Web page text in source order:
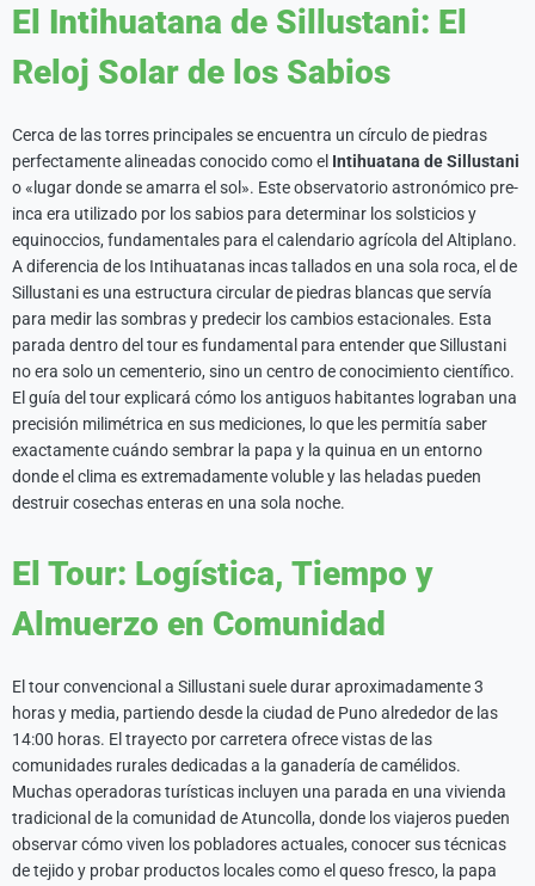
El Intihuatana de Sillustani: El
Reloj Solar de los Sabios
Cerca de las torres principales se encuentra un círculo de piedras
perfectamente alineadas conocido como el Intihuatana de Sillustani
o «lugar donde se amarra el sol». Este observatorio astronómico pre-
inca era utilizado por los sabios para determinar los solsticios y
equinoccios, fundamentales para el calendario agrícola del Altiplano.
A diferencia de los Intihuatanas incas tallados en una sola roca, el de
Sillustani es una estructura circular de piedras blancas que servía
para medir las sombras y predecir los cambios estacionales. Esta
parada dentro del tour es fundamental para entender que Sillustani
no era solo un cementerio, sino un centro de conocimiento científico.
El guía del tour explicará cómo los antiguos habitantes lograban una
precisión milimétrica en sus mediciones, lo que les permitía saber
exactamente cuándo sembrar la papa y la quinua en un entorno
donde el clima es extremadamente voluble y las heladas pueden
destruir cosechas enteras en una sola noche.
El Tour: Logística, Tiempo y
Almuerzo en Comunidad
El tour convencional a Sillustani suele durar aproximadamente 3
horas y media, partiendo desde la ciudad de Puno alrededor de las
14:00 horas. El trayecto por carretera ofrece vistas de las
comunidades rurales dedicadas a la ganadería de camélidos.
Muchas operadoras turísticas incluyen una parada en una vivienda
tradicional de la comunidad de Atuncolla, donde los viajeros pueden
observar cómo viven los pobladores actuales, conocer sus técnicas
de tejido y probar productos locales como el queso fresco, la papa